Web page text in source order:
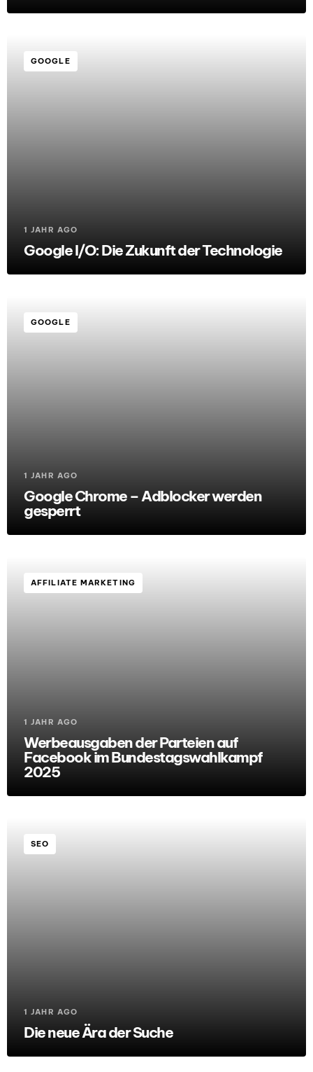
GOOGLE
1 JAHR AGO
Google I/O: Die Zukunft der Technologie
GOOGLE
1 JAHR AGO
Google Chrome – Adblocker werden
gesperrt
AFFILIATE MARKETING
1 JAHR AGO
Werbeausgaben der Parteien auf
Facebook im Bundestagswahlkampf
2025
SEO
1 JAHR AGO
Die neue Ära der Suche